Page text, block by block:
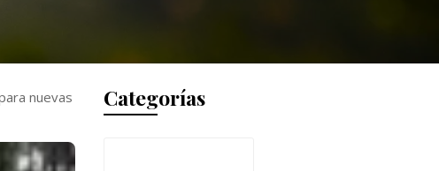
nuevas
Categorías